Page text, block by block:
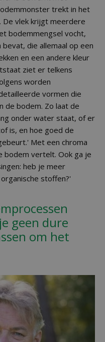
trekt in het
De vlek krijgt meerdere
bodemmengsel vocht,
die allemaal op een
en een andere kleur
ziet er telkens
worden
vormen die
de bodem. Zo laat de
onder water staat, of er
is, en hoe goed de
Met een chroma
bodem vertelt. Ook ga je
heb je meer
stoffen?'
geen dure
om het